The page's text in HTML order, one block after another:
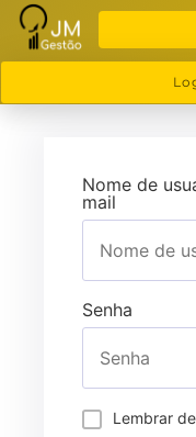
Nome de
mail
Senha
Lembrar